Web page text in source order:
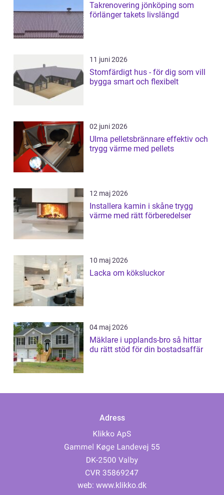
Takrenovering jönköping som
förlänger takets livslängd
11 juni 2026
Stomfärdigt hus - för dig som vill
bygga smart och flexibelt
02 juni 2026
Ulma pelletsbrännare effektiv och
trygg värme med pellets
12 maj 2026
Installera kamin i skåne trygg
värme med rätt förberedelser
10 maj 2026
Lacka om köksluckor
04 maj 2026
Mäklare i upplands-bro så hittar
du rätt stöd för din bostadsaffär
Adress
web: www.klikko.dk